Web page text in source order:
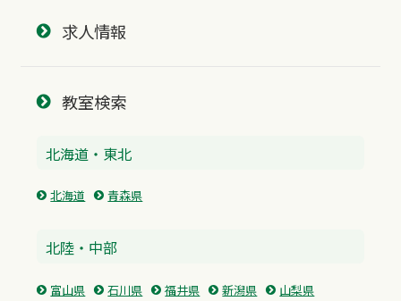
求人情報
教室検索
北海道・東北
北海道 青森県
北陸・中部
富山県 石川県 福井県 新潟県
山梨県